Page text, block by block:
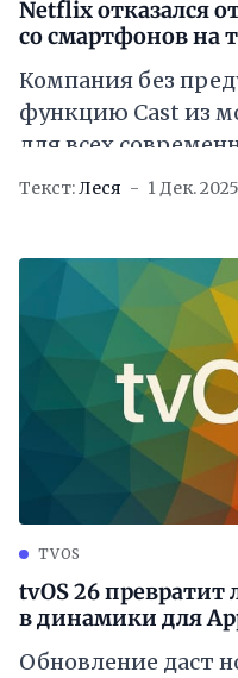
Netflix отказался
со смартфонов на
Компания без
функцию Cast из
для всех
Текст:Леся 1 Дек. 2025
TVOS
tvOS 26
в динамики для
Обновление даст